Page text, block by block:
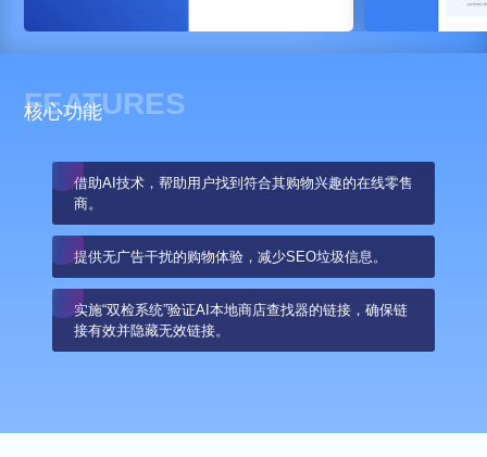
FEATURES
核心功能
借助AI技术，帮助用户找到符合其购物兴趣的在线零售
商。
提供无广告干扰的购物体验，减少SEO垃圾信息。
实施“双检系统”验证AI本地商店查找器的链接，确保链
接有效并隐藏无效链接。